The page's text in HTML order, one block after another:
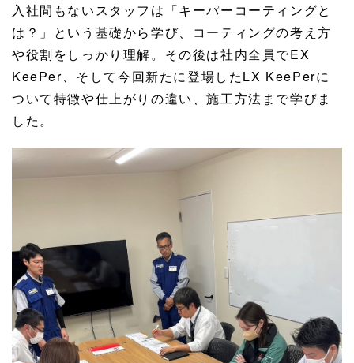
入社間もないスタッフは「キーパーコーティングと
は？」という基礎から学び、コーティングの考え方
や役割をしっかり理解。その後は社内全員でEX
KeePer、そして今回新たに登場したLX KeePerに
ついて特徴や仕上がりの違い、施工方法まで学びま
した。